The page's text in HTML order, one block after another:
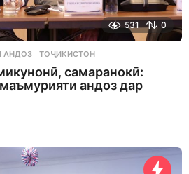
531 0
АНДОЗ ,ТОҶИКИСТОН
самаранокӣ:
андоз дар